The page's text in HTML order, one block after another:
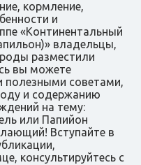
кормление,
и
«Континентальный
владельцы,
разместили
вы можете
советами,
и содержанию
на тему:
или Папийон
Вступайте в
консультируйтесь с